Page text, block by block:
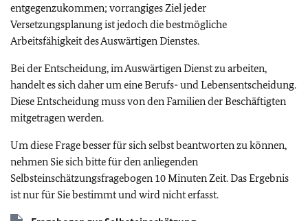
entgegenzukommen; vorrangiges Ziel jeder
Versetzungsplanung ist jedoch die bestmögliche
Arbeitsfähigkeit des Auswärtigen Dienstes.
Bei der Entscheidung, im Auswärtigen Dienst zu arbeiten,
handelt es sich daher um eine Berufs- und Lebensentscheidung.
Diese Entscheidung muss von den Familien der Beschäftigten
mitgetragen werden.
Um diese Frage besser für sich selbst beantworten zu können,
nehmen Sie sich bitte für den anliegenden
Selbsteinschätzungsfragebogen 10 Minuten Zeit. Das Ergebnis
ist nur für Sie bestimmt und wird nicht erfasst.